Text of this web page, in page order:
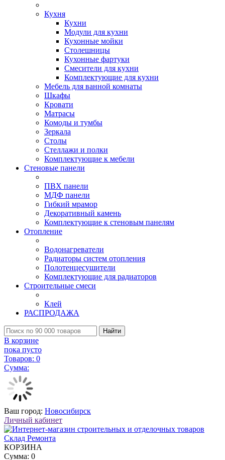
Кухня
Кухни
Модули для кухни
Кухонные мойки
Столешницы
Кухонные фартуки
Смесители для кухни
Комплектующие для кухни
Мебель для ванной комнаты
Шкафы
Кровати
Матрасы
Комоды и тумбы
Зеркала
Столы
Стеллажи и полки
Комплектующие к мебели
Стеновые панели
ПВХ панели
МДФ панели
Гибкий мрамор
Декоративный камень
Комплектующие к стеновым панелям
Отопление
Водонагреватели
Радиаторы систем отопления
Полотенцесушители
Комплектующие для радиаторов
Строительные смеси
Клей
РАСПРОДАЖА
Найти
В корзине
пока пусто
Товаров: 0
Сумма:
Ваш город: Новосибирск
Личный кабинет
КОРЗИНА
Сумма: 0